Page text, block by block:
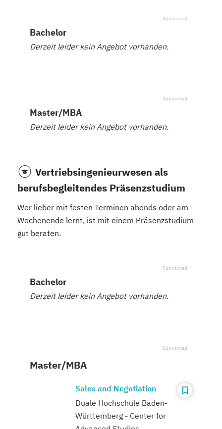
Bachelor
Derzeit leider kein Angebot vorhanden.
Master/MBA
Derzeit leider kein Angebot vorhanden.
Vertriebsingenieurwesen als
berufsbegleitendes Präsenzstudium
Wer lieber mit festen Terminen abends oder am
Wochenende lernt, ist mit einem Präsenzstudium
gut beraten.
Bachelor
Derzeit leider kein Angebot vorhanden.
Master/MBA
Sales and Negotiation
Duale Hochschule Baden-
Württemberg - Center for